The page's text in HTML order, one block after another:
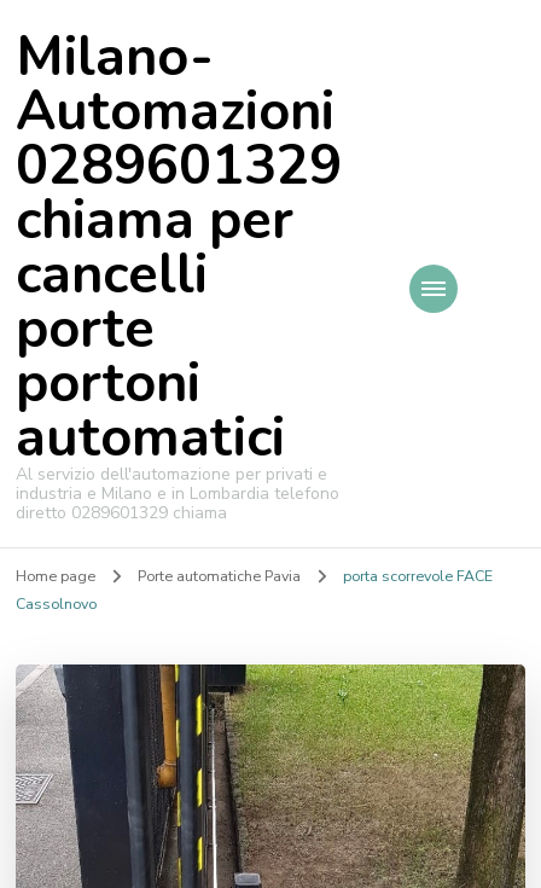
Milano-
Automazioni
0289601329
chiama per
cancelli
porte
portoni
automatici
Al servizio dell'automazione per privati e
industria e Milano e in Lombardia telefono
diretto 0289601329 chiama
Home page Porte automatiche Pavia
porta scorrevole FACE
Cassolnovo